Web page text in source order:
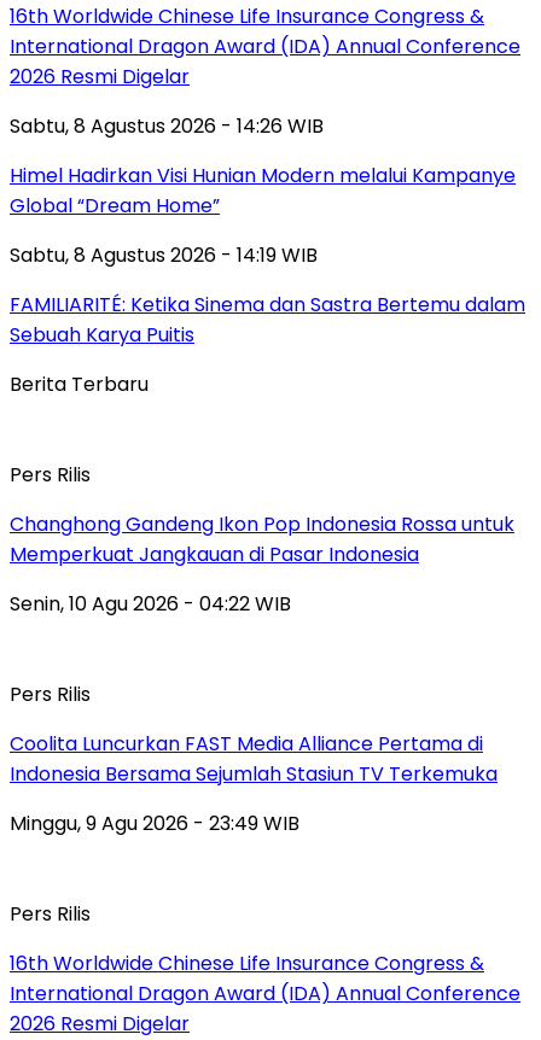
16th Worldwide Chinese Life Insurance Congress &
International Dragon Award (IDA) Annual Conference
2026 Resmi Digelar
Sabtu, 8 Agustus 2026 - 14:26 WIB
Himel Hadirkan Visi Hunian Modern melalui Kampanye
Global “Dream Home”
Sabtu, 8 Agustus 2026 - 14:19 WIB
FAMILIARITÉ: Ketika Sinema dan Sastra Bertemu dalam
Sebuah Karya Puitis
Berita Terbaru
Pers Rilis
Changhong Gandeng Ikon Pop Indonesia Rossa untuk
Memperkuat Jangkauan di Pasar Indonesia
Senin, 10 Agu 2026 - 04:22 WIB
Pers Rilis
Coolita Luncurkan FAST Media Alliance Pertama di
Indonesia Bersama Sejumlah Stasiun TV Terkemuka
Minggu, 9 Agu 2026 - 23:49 WIB
Pers Rilis
16th Worldwide Chinese Life Insurance Congress &
International Dragon Award (IDA) Annual Conference
2026 Resmi Digelar